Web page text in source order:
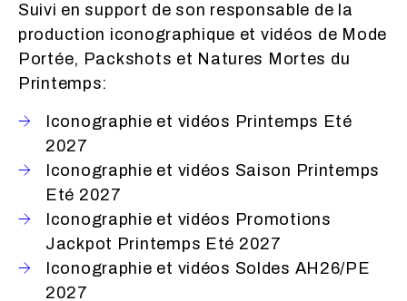
Suivi en support de son responsable de la
production iconographique et vidéos de Mode
Portée, Packshots et Natures Mortes du
Printemps:
Iconographie et vidéos Printemps Eté
2027
Iconographie et vidéos Saison Printemps
Eté 2027
Iconographie et vidéos Promotions
Jackpot Printemps Eté 2027
Iconographie et vidéos Soldes AH26/PE
2027